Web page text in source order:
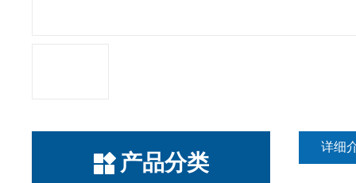
产品分类
详细